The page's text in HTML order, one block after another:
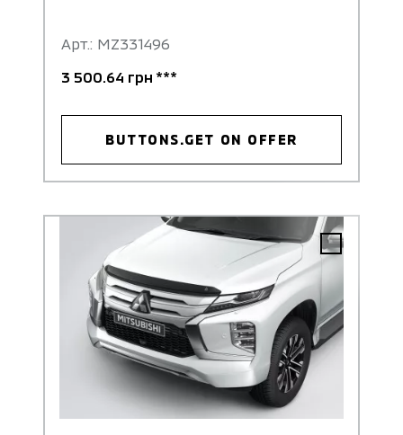
Арт.: MZ331496
3 500.64 грн ***
BUTTONS.GET ON OFFER